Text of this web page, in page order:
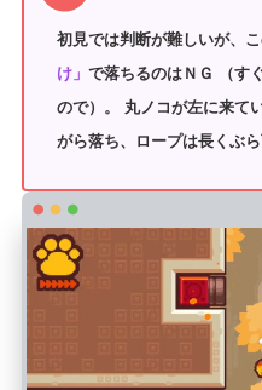
初見では判断が難しいが、
け」 で落ちるのはＮＧ （す
ので）。 丸ノコが左に来て
がら落ち、ロープは長くぶら